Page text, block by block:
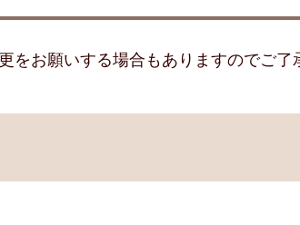
お願いする場合もありますのでご了